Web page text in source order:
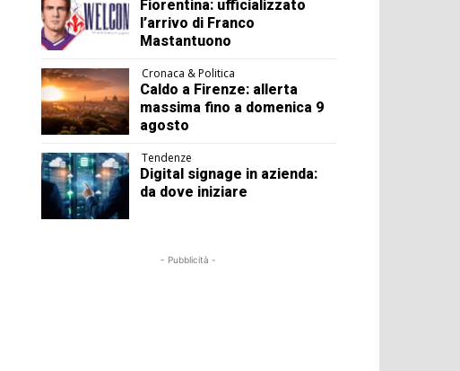
Fiorentina: ufficializzato
l’arrivo di Franco
Mastantuono
Cronaca & Politica
Caldo a Firenze: allerta
massima fino a domenica 9
agosto
Tendenze
Digital signage in azienda:
da dove iniziare
- Pubblicità -